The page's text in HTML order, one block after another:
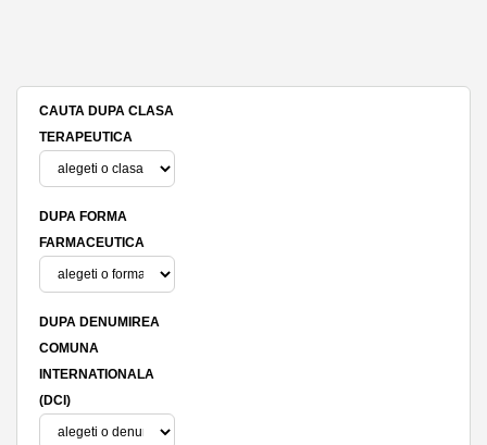
CAUTA DUPA CLASA
TERAPEUTICA
DUPA FORMA
FARMACEUTICA
DUPA DENUMIREA
COMUNA
INTERNATIONALA
(DCI)